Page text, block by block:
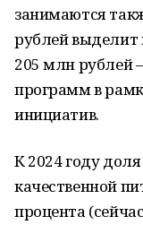
занимаются
рублей выделит
205 млн рублей
программ в
инициатив.
К 2024 году
качественной
процента